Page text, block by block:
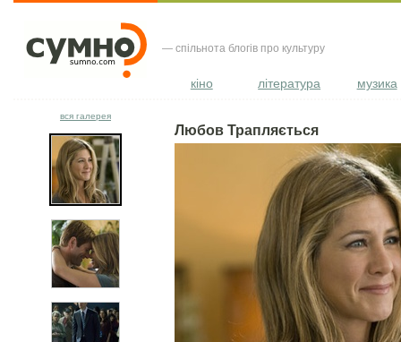
— спільнота блогів про культуру
кіно література музика
Любов Трапляється
вся галерея